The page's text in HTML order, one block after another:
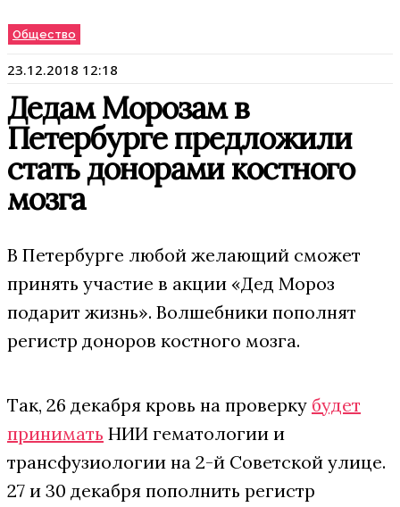
Общество
23.12.2018 12:18
Дедам Морозам в
Петербурге предложили
стать донорами костного
мозга
В Петербурге любой желающий сможет
принять участие в акции «Дед Мороз
подарит жизнь». Волшебники пополнят
регистр доноров костного мозга.
Так, 26 декабря кровь на проверку будет
принимать НИИ гематологии и
трансфузиологии на 2-й Советской улице.
27 и 30 декабря пополнить регистр